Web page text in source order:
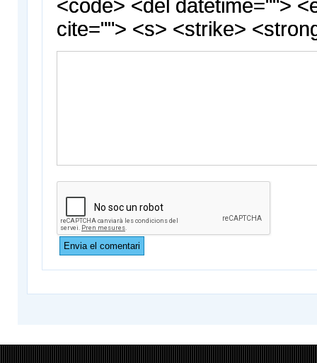
<code> <del datetime="">
cite=""> <s> <strike>